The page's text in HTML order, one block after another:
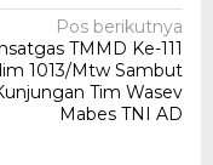
Pos berikutnya
TMMD Ke-111
1013/Mtw Sambut
Tim Wasev
Mabes TNI AD